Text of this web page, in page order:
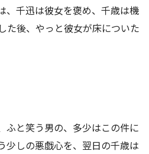
、千迅は彼女を褒め、千歳は機
た後、やっと彼女が床についた
ふと笑う男の、多少はこの件に
少しの悪戯心を、翌日の千歳は